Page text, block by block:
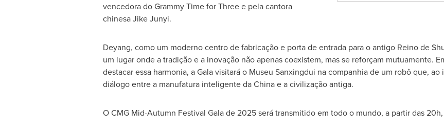
vencedora do Grammy Time for Three e pela cantora
chinesa Jike Junyi.
Deyang, como um moderno centro de fabricação e porta de entrada para o antigo Reino de
um lugar onde a tradição e a inovação não apenas coexistem, mas se reforçam mutuamente.
destacar essa harmonia, a Gala visitará o Museu Sanxingdui na companhia de um robô que,
diálogo entre a manufatura inteligente da China e a civilização antiga.
O CMG Mid-Autumn Festival Gala de 2025 será transmitido em todo o mundo, a partir das